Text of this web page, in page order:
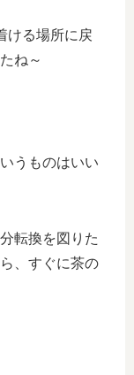
ける場所に戻
ね～
うものはいい
転換を図りた
、すぐに茶の